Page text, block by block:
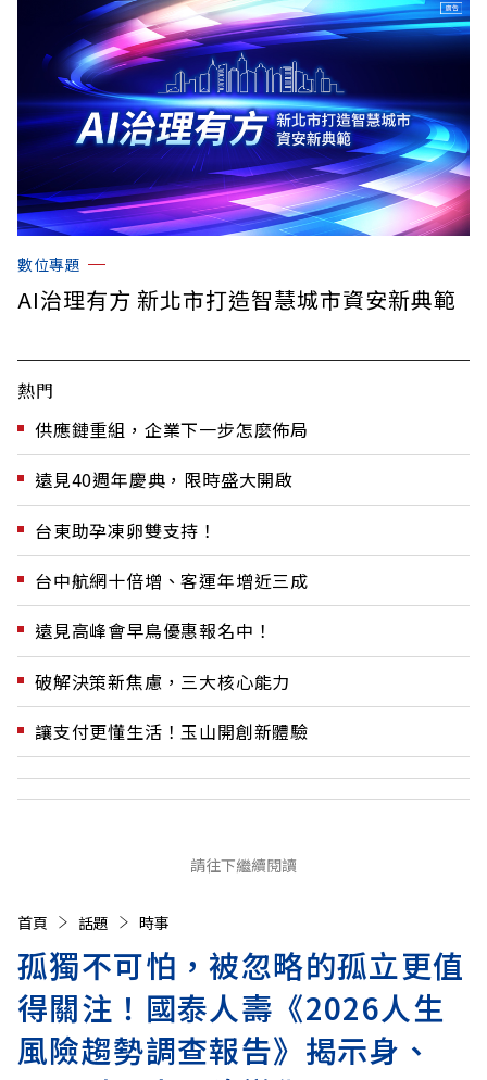
數位專題
AI治理有方 新北市打造智慧城市資安新典範
熱門
供應鏈重組，企業下一步怎麼佈局
遠見40週年慶典，限時盛大開啟
台東助孕凍卵雙支持！
台中航網十倍增、客運年增近三成
遠見高峰會早鳥優惠報名中！
破解決策新焦慮，三大核心能力
讓支付更懂生活！玉山開創新體驗
請往下繼續閱讀
首頁 話題 時事
孤獨不可怕，被忽略的孤立更值
得關注！國泰人壽《2026人生
風險趨勢調查報告》揭示身、